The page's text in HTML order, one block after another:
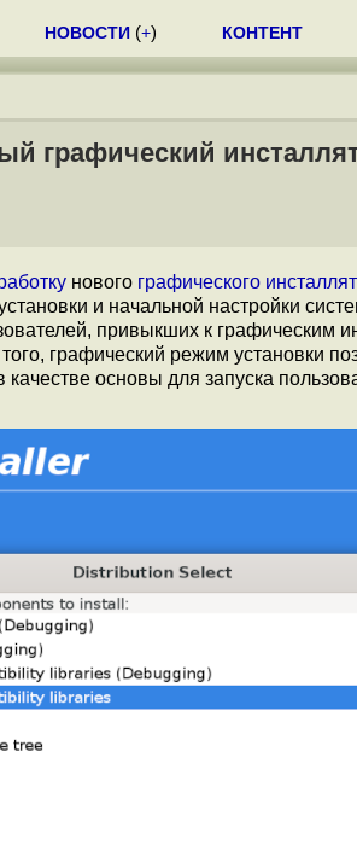
НОВОСТИ (+) КОНТЕНТ
графический
нового графического
и начальной настройки
привыкших к графическим
графический режим установки
основы для запуска